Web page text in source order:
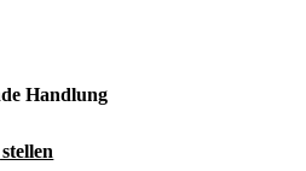
Handlung